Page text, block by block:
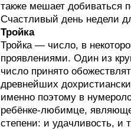
также мешает добиваться
Счастливый день недели
Тройка
Тройка — число, в
проявлениями. Один из
число принято
древнейших
именно поэтому в
ребёнке-любимце,
степени: и удачливость, и